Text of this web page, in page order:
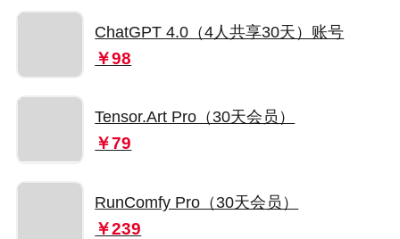
ChatGPT 4.0（4人共享30天）账号
￥98
Tensor.Art Pro（30天会员）
￥79
RunComfy Pro（30天会员）
￥239